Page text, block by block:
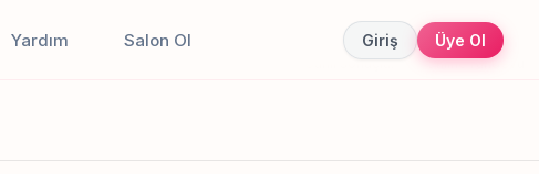
Yardım Salon Ol Giriş Üye Ol
Canlı sonuçlar Online randevu